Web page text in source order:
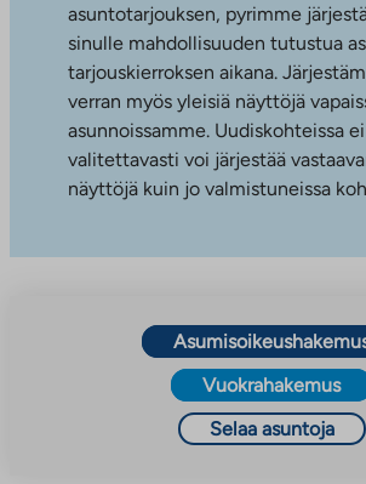
asuntotarjouksen, pyrimme
sinulle mahdollisuuden tutustua
tarjouskierroksen aikana.
verran myös yleisiä näyttöjä
asunnoissamme. Uudiskohteissa ei
valitettavasti voi järjestää
näyttöjä kuin jo valmistuneissa
Vuokrahakemus
Selaa asuntoja